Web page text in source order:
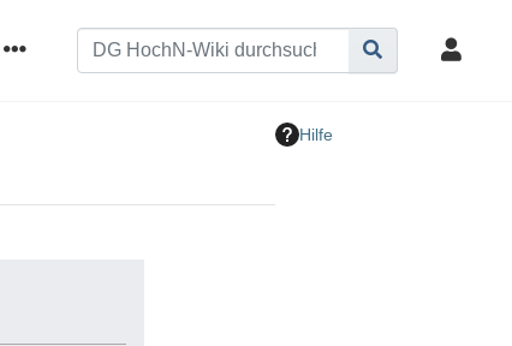
Hilfe